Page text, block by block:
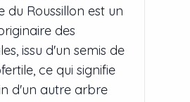
du Roussillon est un
des
issu d'un semis de
ce qui signifie
d'un autre arbre